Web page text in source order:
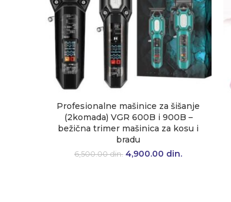
Profesionalne mašinice za šišanje
(2komada) VGR 600B i 900B –
bežična trimer mašinica za kosu i
bradu
6,500.00din.
Originalna cena je
4,900.00 din.